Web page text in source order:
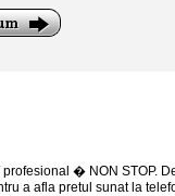
� NON STOP.
a afla pretul sunat la